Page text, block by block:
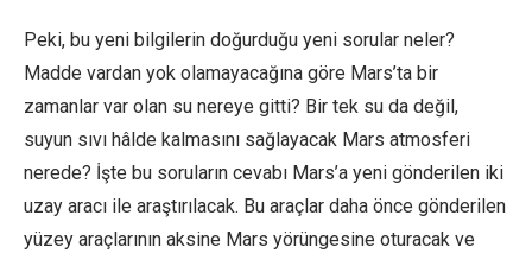
Peki, bu yeni bilgilerin doğurduğu yeni sorular neler?
Madde vardan yok olamayacağına göre Mars’ta bir
zamanlar var olan su nereye gitti? Bir tek su da değil,
suyun sıvı hâlde kalmasını sağlayacak Mars atmosferi
nerede? İşte bu soruların cevabı Mars’a yeni gönderilen iki
uzay aracı ile araştırılacak. Bu araçlar daha önce gönderilen
yüzey araçlarının aksine Mars yörüngesine oturacak ve